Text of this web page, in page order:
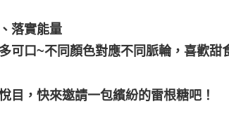
付款後門市自取
落實能量
可口~不同顏色對應不同脈輪，喜歡甜
目，快來邀請一包繽紛的雷根糖吧！